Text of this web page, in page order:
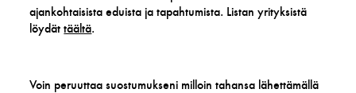
ajankohtaisista eduista ja tapahtumista. Listan yrityksistä
löydättäältä.
Voin peruuttaa suostumukseni milloin tahansa lähettämällä